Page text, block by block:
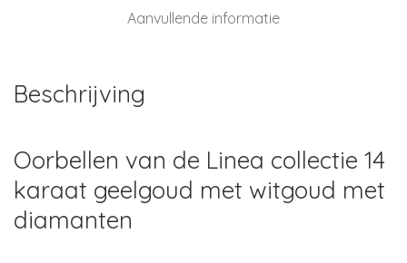
Aanvullende informatie
Beschrijving
Oorbellen van de Linea collectie 14
karaat geelgoud met witgoud met
diamanten